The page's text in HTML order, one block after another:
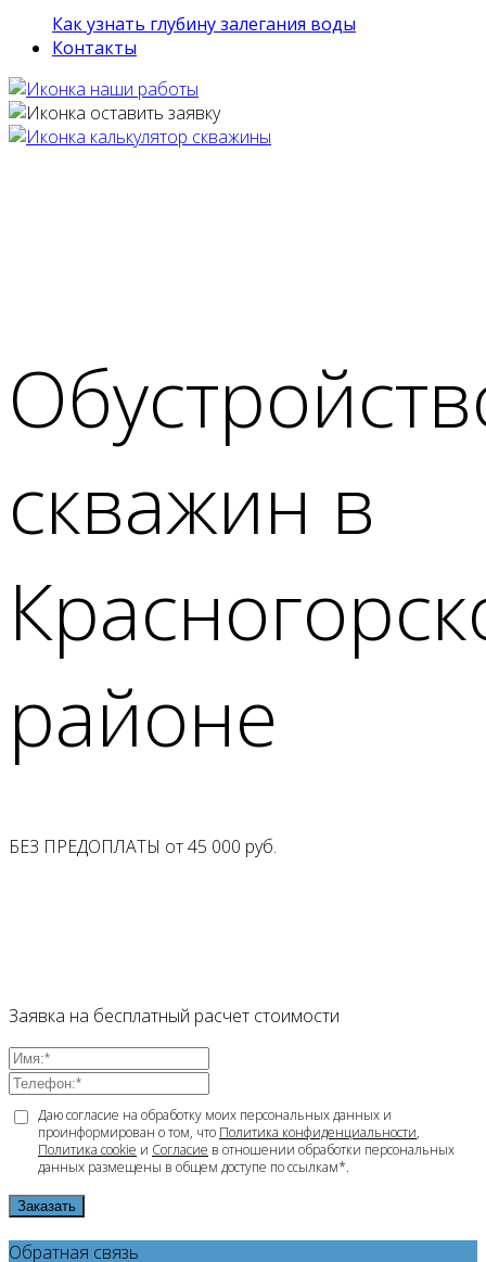
Как узнать глубину залегания воды
Контакты
скважин в
районе
БЕЗ ПРЕДОПЛАТЫ от45 000 руб.
Заявка на бесплатный расчет стоимости
Даю согласие на обработку моих персональных данных и
проинформирован о том, что Политика конфиденциальности,
Политика cookie и Согласие в отношении обработки персональных
данных размещены в общем доступе по ссылкам*.
Заказать
Обратная связь